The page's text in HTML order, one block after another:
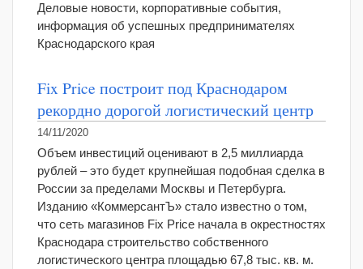
Деловые новости, корпоративные события,
информация об успешных предпринимателях
Краснодарского края
Fix Price построит под Краснодаром
рекордно дорогой логистический центр
14/11/2020
Объем инвестиций оценивают в 2,5 миллиарда
рублей – это будет крупнейшая подобная сделка в
России за пределами Москвы и Петербурга.
Изданию «КоммерсантЪ» стало известно о том,
что сеть магазинов Fix Price начала в окрестностях
Краснодара строительство собственного
логистического центра площадью 67,8 тыс. кв. м.